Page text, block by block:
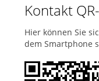
Kontakt
Hier können Sie
dem Smartphone